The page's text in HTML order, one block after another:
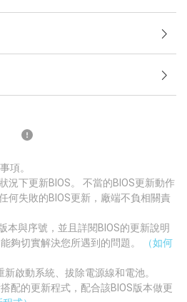
項。
況下更新BIOS。 不當的BIOS更新動作
何失敗的BIOS更新，廠端不負相關責
本與序號，並且詳閱BIOS的更新說明
夠切實解決您所遇到的問題。
（如何
啟動系統、拔除電源線和電池。
配的更新程式，配合該BIOS版本做更